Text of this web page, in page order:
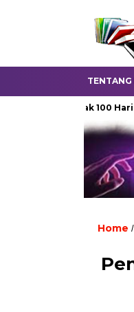
Jejak 100 Hari
Home /